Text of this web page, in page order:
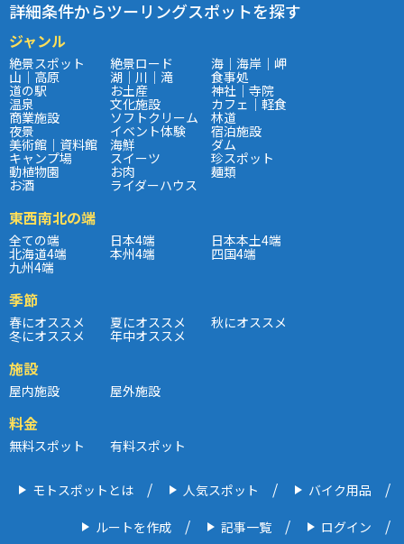
詳細条件からツーリングスポットを探す
ジャンル
絶景スポット 絶景ロード 海｜海岸｜岬
山｜高原 湖｜川｜滝 食事処
道の駅 お土産 神社｜寺院
温泉 文化施設 カフェ｜軽食
商業施設 ソフトクリーム 林道
夜景 イベント体験 宿泊施設
美術館｜資料館 海鮮 ダム
キャンプ場 スイーツ 珍スポット
動植物園 お肉 麺類
お酒 ライダーハウス
東西南北の端
全ての端 日本4端 日本本土4端
北海道4端 本州4端 四国4端
九州4端
季節
春にオススメ 夏にオススメ 秋にオススメ
冬にオススメ 年中オススメ
施設
屋内施設 屋外施設
料金
無料スポット 有料スポット
モトスポットとは 人気スポット バイク用品
ルートを作成 記事一覧 ログイン